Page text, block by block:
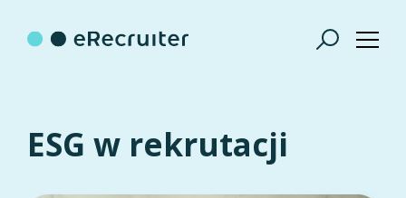
ESG w rekrutacji